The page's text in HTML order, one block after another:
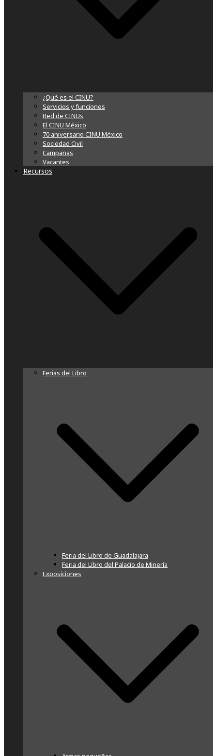
¿Qué es el CINU?
Servicios y funciones
Red de CINUs
El CINU México
70 aniversario CINU México
Sociedad Civil
Campañas
Vacantes
Recursos
Ferias del Libro
Feria del Libro de Guadalajara
Feria del Libro del Palacio de Minería
Exposiciones